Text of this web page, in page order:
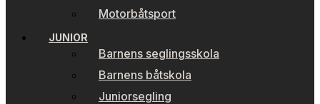
Motorbåtsport
JUNIOR
Barnens seglingsskola
Barnens båtskola
Juniorsegling